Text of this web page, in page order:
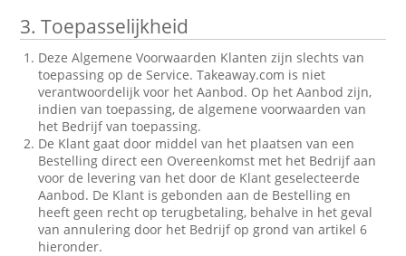
3. Toepasselijkheid
Deze Algemene Voorwaarden Klanten zijn slechts van
toepassing op de Service. Takeaway.com is niet
verantwoordelijk voor het Aanbod. Op het Aanbod zijn,
indien van toepassing, de algemene voorwaarden van
het Bedrijf van toepassing.
De Klant gaat door middel van het plaatsen van een
Bestelling direct een Overeenkomst met het Bedrijf aan
voor de levering van het door de Klant geselecteerde
Aanbod. De Klant is gebonden aan de Bestelling en
heeft geen recht op terugbetaling, behalve in het geval
van annulering door het Bedrijf op grond van artikel 6
hieronder.